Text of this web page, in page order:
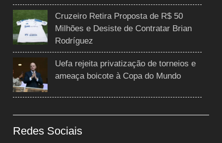
Cruzeiro Retira Proposta de R$ 50
Milhões e Desiste de Contratar Brian
Rodríguez
Uefa rejeita privatização de torneios e
ameaça boicote à Copa do Mundo
Redes Sociais